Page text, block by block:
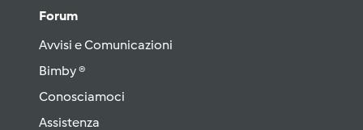
Forum
Avvisi e Comunicazioni
Bimby ®
Conosciamoci
Assistenza